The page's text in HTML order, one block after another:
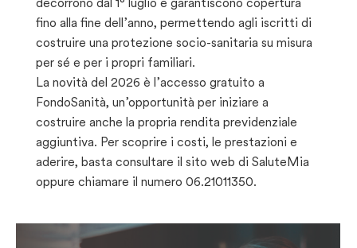
fino alla fine dell’anno, permettendo agli iscritti di
costruire una protezione socio-sanitaria su misura
per sé e per i propri familiari.
La novità del 2026 è l’accesso gratuito a
FondoSanità, un’opportunità per iniziare a
costruire anche la propria rendita previdenziale
aggiuntiva. Per scoprire i costi, le prestazioni e
aderire, basta consultare il sito web di SaluteMia
oppure chiamare il numero 06.21011350.